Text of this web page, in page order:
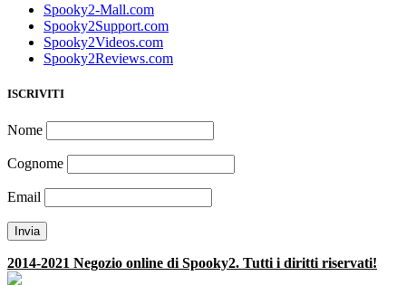
Spooky2-Mall.com
Spooky2Support.com
Spooky2Videos.com
Spooky2Reviews.com
ISCRIVITI
Nome
Cognome
Email
2014-2021 Negozio online di Spooky2. Tutti i diritti riservati!